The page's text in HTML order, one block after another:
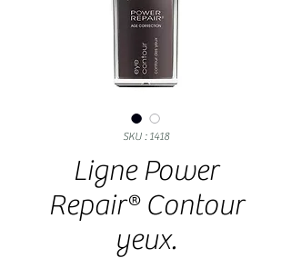
SKU : 1418
Ligne Power
Repair® Contour
yeux.